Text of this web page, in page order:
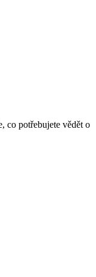
co potřebujete vědět o